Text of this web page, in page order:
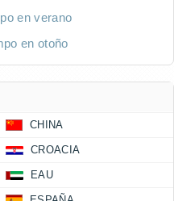
en verano
en otoño
CHINA
CROACIA
EAU